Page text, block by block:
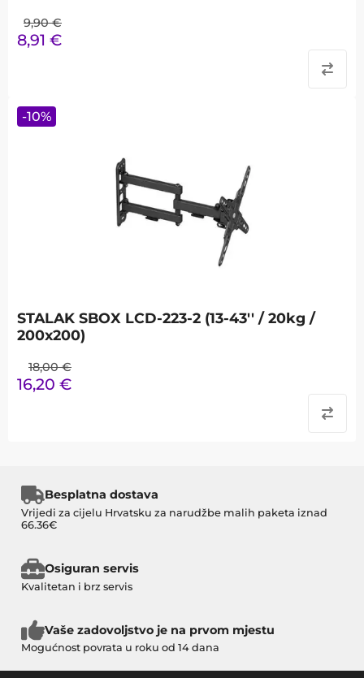
9,90 €
8,91 €
STALAK SBOX LCD-223-2 (13-43'' / 20kg /
200x200)
18,00 €
16,20 €
-10%
Besplatna dostava
Vrijedi za cijelu Hrvatsku za narudžbe malih paketa iznad
66.36€
Osiguran servis
Kvalitetan i brz servis
Vaše zadovoljstvo je na prvom mjestu
Mogućnost povrata u roku od 14 dana